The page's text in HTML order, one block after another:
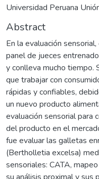
Universidad Peruana
Abstract
En la evaluación
panel de jueces
y conlleva mucho tiempo.
que trabajar con
rápidas y confiables,
un nuevo producto
evaluación sensorial para
del producto en el
fue evaluar las galletas
(Bertholletia excelsa)
sensoriales: CATA,